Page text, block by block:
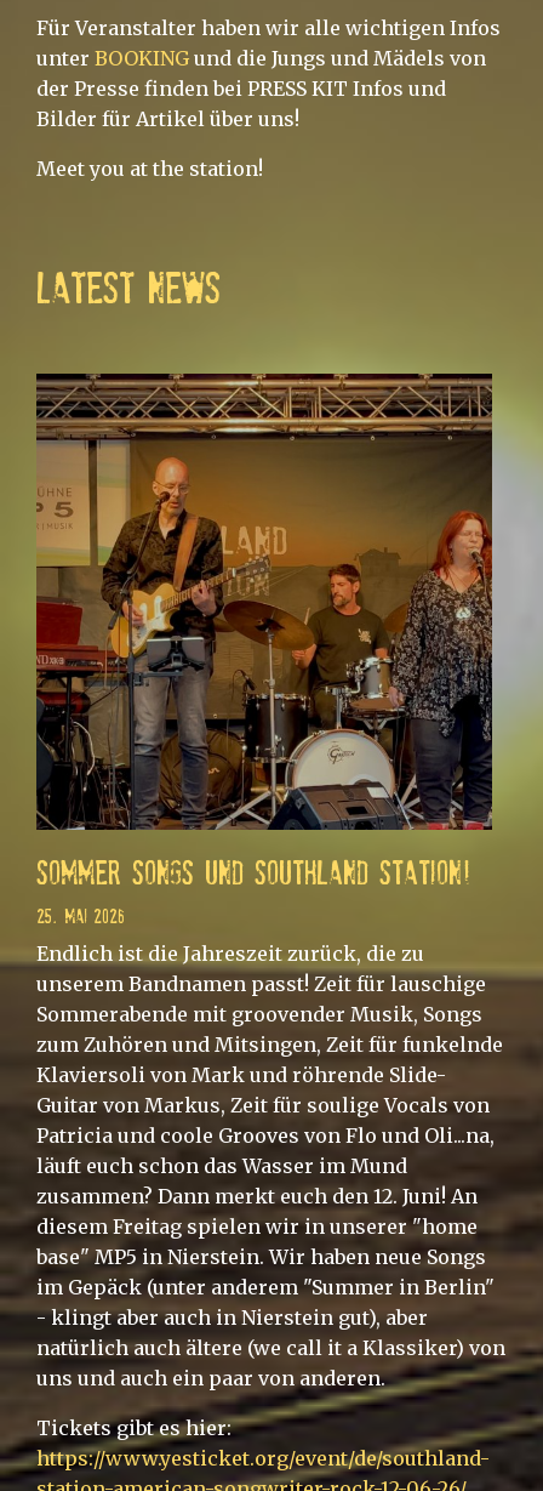
Für Veranstalter haben wir alle wichtigen Infos
unter BOOKING und die Jungs und Mädels von
der Presse finden bei PRESS KIT Infos und
Bilder für Artikel über uns!
Meet you at the station!
LATEST NEWS
Sommer Songs und Southland Station!
25. Mai 2026
Endlich ist die Jahreszeit zurück, die zu
unserem Bandnamen passt! Zeit für lauschige
Sommerabende mit groovender Musik, Songs
zum Zuhören und Mitsingen, Zeit für funkelnde
Klaviersoli von Mark und röhrende Slide-
Guitar von Markus, Zeit für soulige Vocals von
Patricia und coole Grooves von Flo und Oli...na,
läuft euch schon das Wasser im Mund
zusammen? Dann merkt euch den 12. Juni! An
diesem Freitag spielen wir in unserer "home
base" MP5 in Nierstein. Wir haben neue Songs
im Gepäck (unter anderem "Summer in Berlin"
- klingt aber auch in Nierstein gut), aber
natürlich auch ältere (we call it a Klassiker) von
uns und auch ein paar von anderen.
Tickets gibt es hier:
https://www.yesticket.org/event/de/southland-